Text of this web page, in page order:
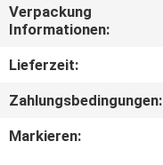
SIE
MIT
UNS
VERBINDUNG
Verpackung
Informationen:
Lieferzeit:
Zahlungsbedingungen:
Markieren: